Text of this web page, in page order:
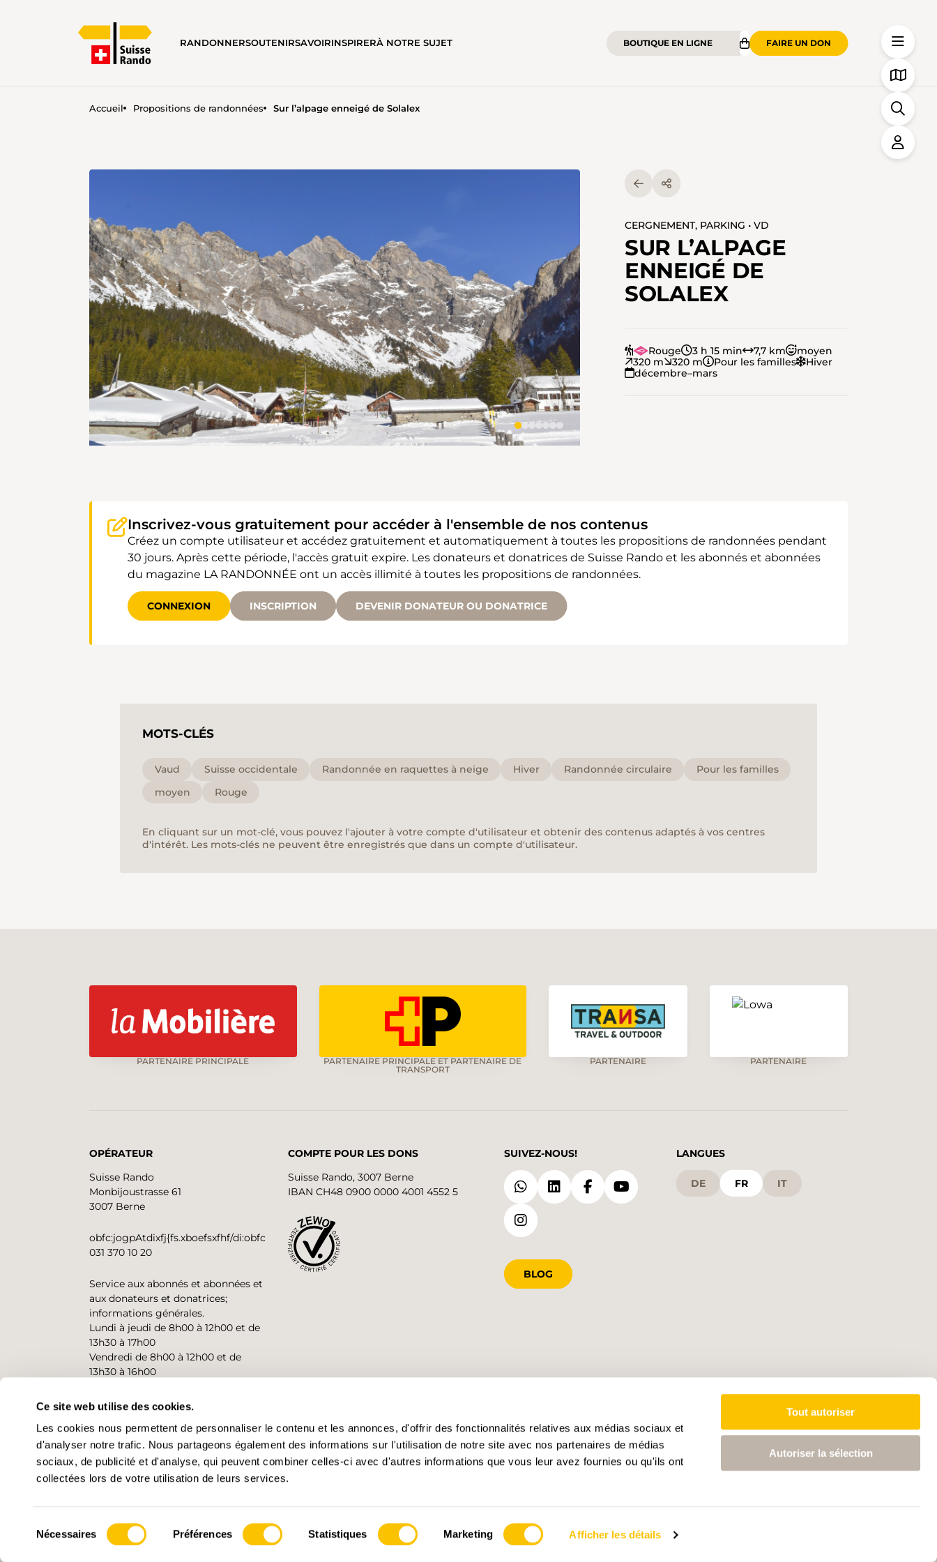
Ce site web utilise des cookies.
Les cookies nous permettent de personnaliser le contenu et les annonces, d'offrir des fonctionnalités relatives aux médias sociaux et
d'analyser notre trafic. Nous partageons également des informations sur l'utilisation de notre site avec nos partenaires de médias
sociaux, de publicité et d'analyse, qui peuvent combiner celles-ci avec d'autres informations que vous leur avez fournies ou qu'ils ont
collectées lors de votre utilisation de leurs services.
du
Nécessaires Préférences Statistiques Marketing Afficher les détails
Tout autoriser
Autoriser la sélection
RANDONNERSOUTENIRSAVOIRINSPIRERÀ NOTRE SUJET BOUTIQUE EN LIGNE FAIRE UN DON
Accueil Propositions de randonnées Sur l’alpage enneigé de Solalex
CERGNEMENT, PARKING • VD
SUR L’ALPAGE
ENNEIGÉ DE
SOLALEX
Rouge 3 h 15 min 7,7 km
moyen
320 m
320 m Pour les familles
Hiver
décembre–mars
Inscrivez-vous gratuitement pour accéder à l'ensemble de nos contenus
Créez un compte utilisateur et accédez gratuitement et automatiquement à toutes les propositions de randonnées pendant
30 jours. Après cette période, l'accès gratuit expire. Les donateurs et donatrices de Suisse Rando et les abonnés et abonnées
du magazine LA RANDONNÉE ont un accès illimité à toutes les propositions de randonnées.
CONNEXION INSCRIPTION DEVENIR DONATEUR OU DONATRICE
MOTS-CLÉS
Vaud Suisse occidentale Randonnée en raquettes à neige Hiver Randonnée circulaire
Pour les familles
moyen
Rouge
En cliquant sur un mot-clé, vous pouvez l'ajouter à votre compte d'utilisateur et obtenir des contenus adaptés à vos centres
d'intérêt. Les mots-clés ne peuvent être enregistrés que dans un compte d'utilisateur.
PARTENAIRE PRINCIPALE
PARTENAIRE PRINCIPALE ET PARTENAIRE DE
TRANSPORT
PARTENAIRE PARTENAIRE
OPÉRATEUR
Suisse Rando
Monbijoustrasse 61
3007 Berne
obfc:jogpAtdixfj{fs.xboefsxfhf/di:obfc
031 370 10 20
Service aux abonnés et abonnées et
aux donateurs et donatrices;
informations générales.
Lundi à jeudi de 8h00 à 12h00 et de
13h30 à 17h00
Vendredi de 8h00 à 12h00 et de
13h30 à 16h00
CONTACT
COMPTE POUR LES DONS
Suisse Rando, 3007 Berne
IBAN CH48 0900 0000 4001 4552 5
SUIVEZ-NOUS!
BLOG
LANGUES
DE FR IT
© 2026 • Suisse Rando Paramètres des cookies Impressum Conditions généralesConfidentialitéDirectives intelligence artificielle